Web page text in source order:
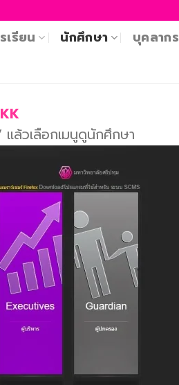
เรียน นักศึกษา บุคลากร
ล้วเลือกเมนูดูนักศึกษา